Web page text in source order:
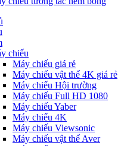
chiếu
Máy chiếu giá rẻ
Máy chiếu vật thể 4K giá rẻ
Máy chiếu Hội trường
Máy chiếu Full HD 1080
Máy chiếu Yaber
Máy chiếu 4K
Máy chiếu Viewsonic
Máy chiếu vật thể Aver